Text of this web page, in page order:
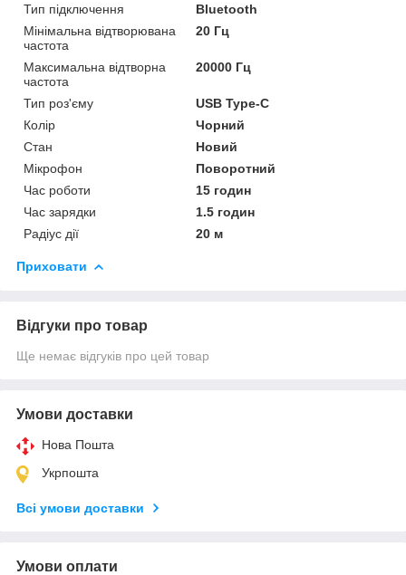
Тип підключення
Bluetooth
Мінімальна відтворювана
частота
20 Гц
Максимальна відтворна
частота
20000 Гц
Тип роз'єму
USB Type-C
Колір
Чорний
Стан
Новий
Мікрофон
Поворотний
Час роботи
15 годин
Час зарядки
1.5 годин
Радіус дії
20 м
Приховати
Відгуки про товар
Ще немає відгуків про цей товар
Умови доставки
Нова Пошта
Укрпошта
Всі умови доставки
Умови оплати